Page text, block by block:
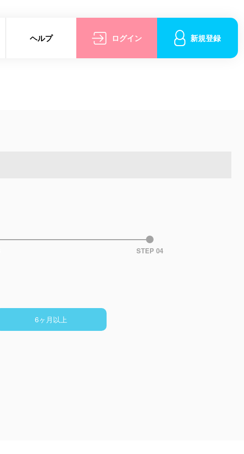
ヘルプ ログイン 新規登録
STEP 04
6ヶ月以上